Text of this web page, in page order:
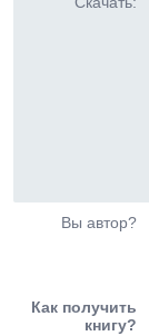
Вы автор?
Как получить
книгу?